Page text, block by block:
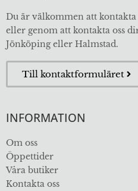
Du är välkommen att
eller genom att kontakta oss
Jönköping eller Halmstad.
Till kontaktformuläret
INFORMATION
Om oss
Öppettider
Våra butiker
Kontakta oss